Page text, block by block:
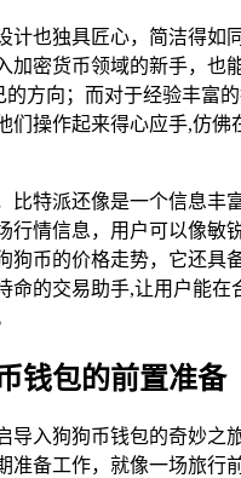
计也独具匠心，简洁得如
加密货币领域的新手，也
的方向；而对于经验丰富
们操作起来得心应手,仿佛
比特派还像是一个信息丰
行情信息，用户可以像敏
狗币的价格走势，它还具
命的交易助手,让用户能在
钱包的前置准备
导入狗狗币钱包的奇妙之
准备工作，就像一场旅行